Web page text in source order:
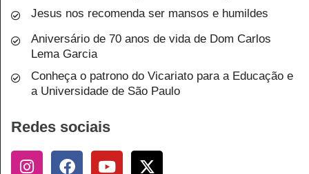
Jesus nos recomenda ser mansos e humildes
Aniversário de 70 anos de vida de Dom Carlos
Lema Garcia
Conheça o patrono do Vicariato para a Educação e
a Universidade de São Paulo
Redes sociais